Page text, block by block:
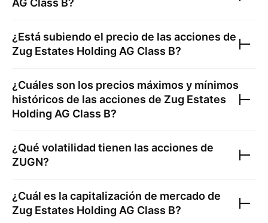
AG Class B?
¿Está subiendo el precio de las acciones de
Zug Estates Holding AG Class B?
¿Cuáles son los precios máximos y mínimos
históricos de las acciones de Zug Estates
Holding AG Class B?
¿Qué volatilidad tienen las acciones de
ZUGN?
¿Cuál es la capitalización de mercado de
Zug Estates Holding AG Class B?